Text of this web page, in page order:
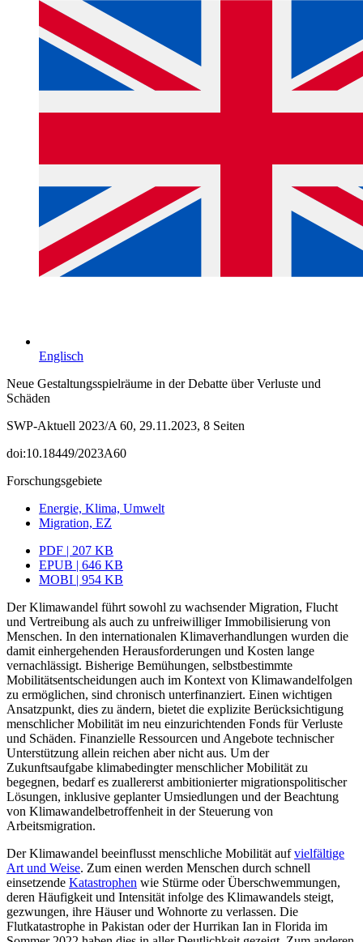
Englisch
Neue Gestaltungsspielräume in der Debatte über Verluste und
Schäden
SWP-Aktuell 2023/A 60, 29.11.2023, 8 Seiten
doi:10.18449/2023A60
Forschungsgebiete
Energie, Klima, Umwelt
Migration, EZ
PDF | 207 KB
EPUB | 646 KB
MOBI | 954 KB
Der Klimawandel führt sowohl zu wachsender Migration, Flucht
und Vertreibung als auch zu unfreiwilliger Immobilisierung von
Menschen. In den internationalen Klima­verhandlungen wurden die
damit einhergehenden Herausforderungen und Kosten lange
vernachlässigt. Bisherige Bemühungen, selbstbestimmte
Mobilitätsentscheidun­gen auch im Kontext von Klimawandelfolgen
zu ermöglichen, sind chronisch unter­finanziert. Einen wichtigen
Ansatzpunkt, dies zu ändern, bietet die expli­zi­te Berücksichtigung
menschlicher Mobilität im neu einzurichtenden Fonds für Ver­luste
und Schäden. Finanzielle Ressourcen und Angebote technischer
Unterstützung allein reichen aber nicht aus. Um der
Zukunftsaufgabe klimabedingter menschlicher Mobi­lität zu
begegnen, bedarf es zuallererst ambitionierter migrations­politischer
Lösungen, inklusive geplanter Umsiedlungen und der Beachtung
von Klimawandelbetroffenheit in der Steuerung von
Arbeitsmigration.
Der Klimawandel beeinflusst menschliche Mobilität aufvielfältige
Art und Weise. Zum einen werden Menschen durch schnell
einsetzende Katastrophen wie Stürme oder Überschwemmungen,
deren Häufigkeit und Intensität infolge des Klimawandels steigt,
gezwungen, ihre Häuser und Wohn­orte zu verlassen. Die
Flutkatastrophe in Pakistan oder der Hurri­kan Ian in Florida im